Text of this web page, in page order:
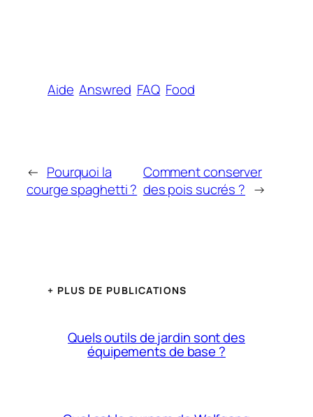
Aide Answred FAQ Food
← Pourquoi la
courge spaghetti ?
Comment conserver
des pois sucrés ? →
+ PLUS DE PUBLICATIONS
Quels outils de jardin sont des
équipements de base ?